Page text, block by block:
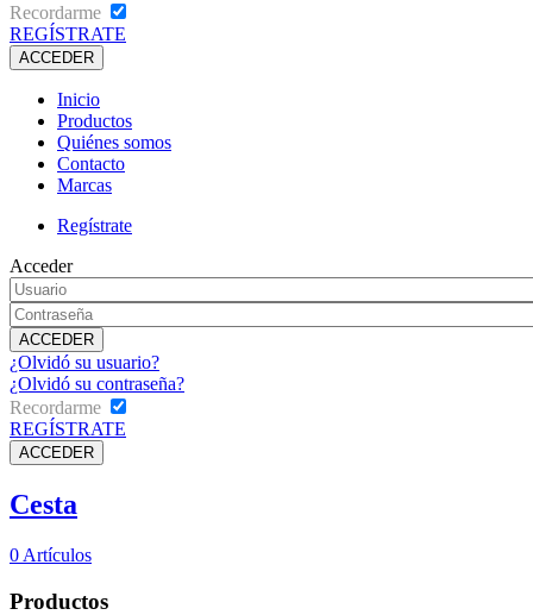
Recordarme
REGÍSTRATE
Inicio
Productos
Quiénes somos
Contacto
Marcas
Regístrate
Acceder
¿Olvidó su usuario?
¿Olvidó su contraseña?
Recordarme
REGÍSTRATE
Cesta
0 Artículos
Productos